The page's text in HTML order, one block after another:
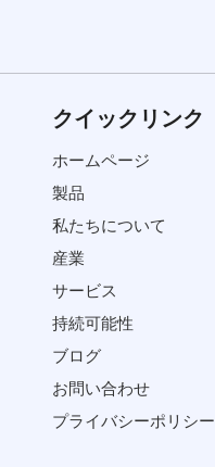
クイックリンク
ホームページ
製品
私たちについて
産業
サービス
持続可能性
ブログ
お問い合わせ
プライバシーポリシー